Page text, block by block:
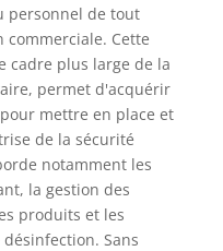
personnel de tout
Cette
cadre plus large de la
permet d'acquérir
mettre en place et
de la sécurité
notamment les
la gestion des
produits et les
Sans